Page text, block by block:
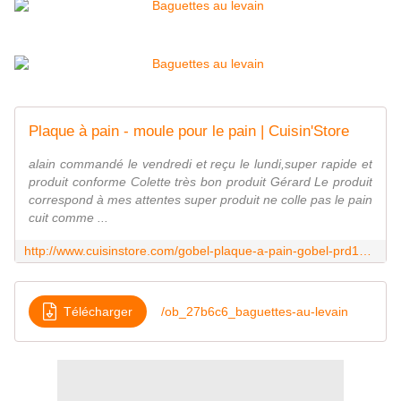
Plaque à pain - moule pour le pain | Cuisin'Store
alain commandé le vendredi et reçu le lundi,super rapide et
produit conforme Colette très bon produit Gérard Le produit
correspond à mes attentes super produit ne colle pas le pain
cuit comme ...
Télécharger /ob_27b6c6_baguettes-au-levain